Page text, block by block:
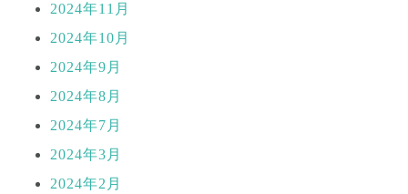
2024年11月
2024年10月
2024年9月
2024年8月
2024年7月
2024年3月
2024年2月